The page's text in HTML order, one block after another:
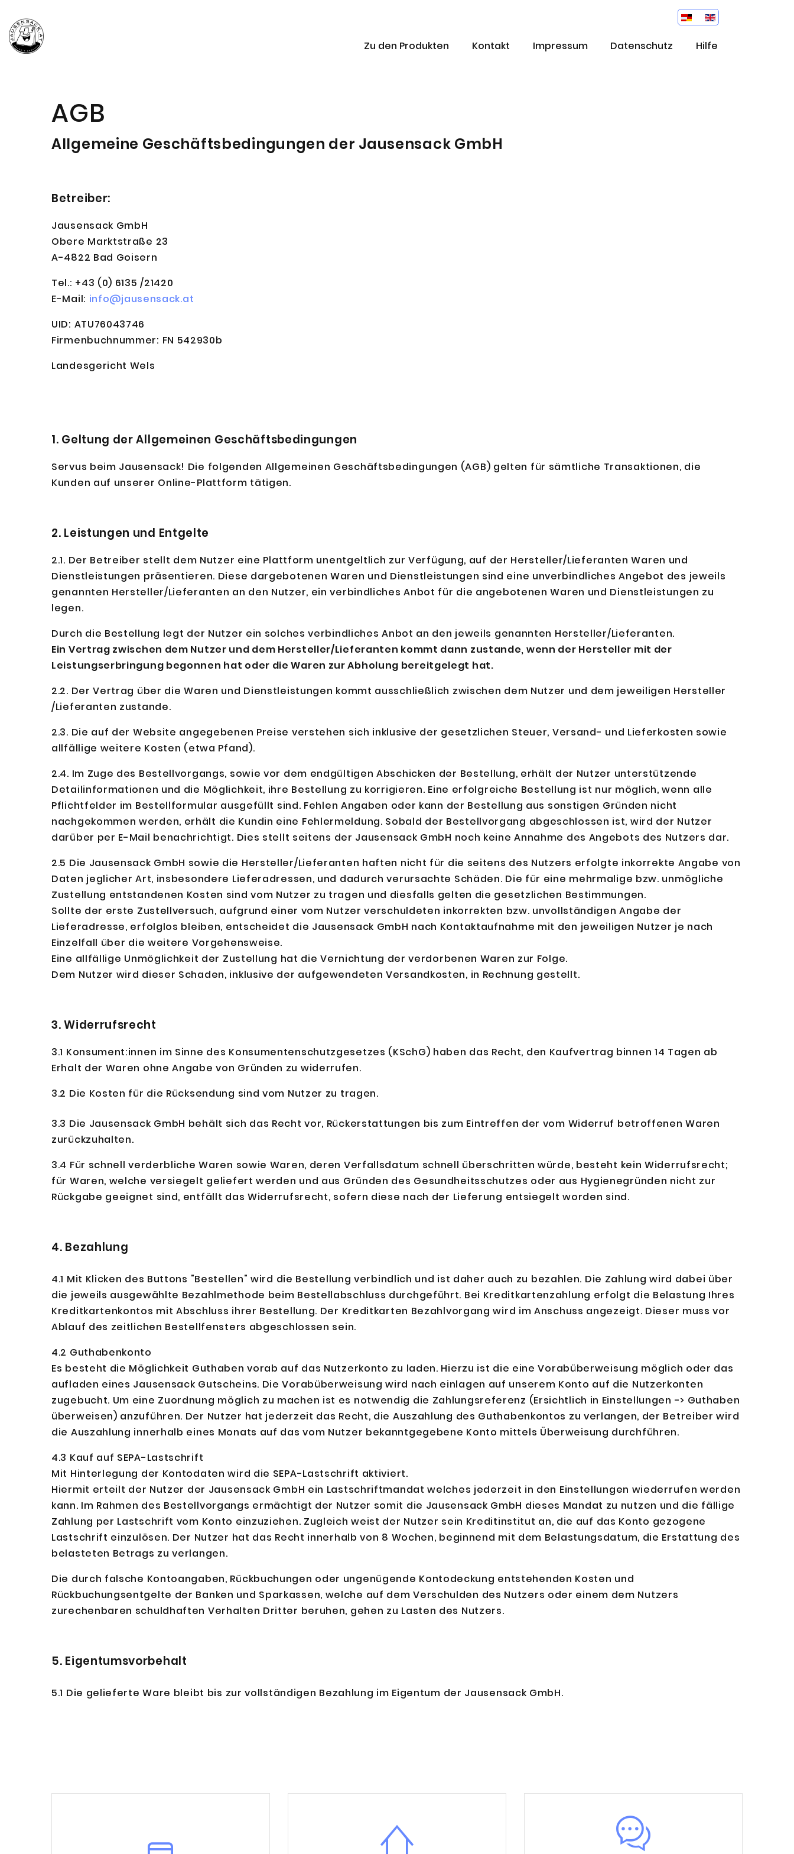
Zu den Produkten Kontakt Impressum Datenschutz Hilfe
AGB
Allgemeine Geschäftsbedingungen der Jausensack GmbH
Betreiber:
Jausensack GmbH
Obere Marktstraße 23
A-4822 Bad Goisern
Tel.: +43 (0) 6135 /21420
E-Mail: info@jausensack.at
UID: ATU76043746
Firmenbuchnummer: FN 542930b
Landesgericht Wels
1. Geltung der Allgemeinen Geschäftsbedingungen
Servus beim Jausensack! Die folgenden Allgemeinen Geschäftsbedingungen (AGB) gelten für sämtliche Transaktionen, die
Kunden auf unserer Online-Plattform tätigen.
2. Leistungen und Entgelte
2.1. Der Betreiber stellt dem Nutzer eine Plattform unentgeltlich zur Verfügung, auf der Hersteller/Lieferanten Waren und
Dienstleistungen präsentieren. Diese dargebotenen Waren und Dienstleistungen sind eine unverbindliches Angebot des jeweils
genannten Hersteller/Lieferanten an den Nutzer, ein verbindliches Anbot für die angebotenen Waren und Dienstleistungen zu
legen.
Durch die Bestellung legt der Nutzer ein solches verbindliches Anbot an den jeweils genannten Hersteller/Lieferanten.
Ein Vertrag zwischen dem Nutzer und dem Hersteller/Lieferanten kommt dann zustande, wenn der Hersteller mit der
Leistungserbringung begonnen hat oder die Waren zur Abholung bereitgelegt hat.
2.2. Der Vertrag über die Waren und Dienstleistungen kommt ausschließlich zwischen dem Nutzer und dem jeweiligen Hersteller
/Lieferanten zustande.
2.3. Die auf der Website angegebenen Preise verstehen sich inklusive der gesetzlichen Steuer, Versand- und Lieferkosten sowie
allfällige weitere Kosten (etwa Pfand).
2.4. Im Zuge des Bestellvorgangs, sowie vor dem endgültigen Abschicken der Bestellung, erhält der Nutzer unterstützende
Detailinformationen und die Möglichkeit, ihre Bestellung zu korrigieren. Eine erfolgreiche Bestellung ist nur möglich, wenn alle
Pflichtfelder im Bestellformular ausgefüllt sind. Fehlen Angaben oder kann der Bestellung aus sonstigen Gründen nicht
nachgekommen werden, erhält die Kundin eine Fehlermeldung. Sobald der Bestellvorgang abgeschlossen ist, wird der Nutzer
darüber per E-Mail benachrichtigt. Dies stellt seitens der Jausensack GmbH noch keine Annahme des Angebots des Nutzers dar.
2.5 Die Jausensack GmbH sowie die Hersteller/Lieferanten haften nicht für die seitens des Nutzers erfolgte inkorrekte Angabe von
Daten jeglicher Art, insbesondere Lieferadressen, und dadurch verursachte Schäden. Die für eine mehrmalige bzw. unmögliche
Zustellung entstandenen Kosten sind vom Nutzer zu tragen und diesfalls gelten die gesetzlichen Bestimmungen.
Sollte der erste Zustellversuch, aufgrund einer vom Nutzer verschuldeten inkorrekten bzw. unvollständigen Angabe der
Lieferadresse, erfolglos bleiben, entscheidet die Jausensack GmbH nach Kontaktaufnahme mit den jeweiligen Nutzer je nach
Einzelfall über die weitere Vorgehensweise.
Eine allfällige Unmöglichkeit der Zustellung hat die Vernichtung der verdorbenen Waren zur Folge.
Dem Nutzer wird dieser Schaden, inklusive der aufgewendeten Versandkosten, in Rechnung gestellt.
3. Widerrufsrecht
3.1 Konsument:innen im Sinne des Konsumentenschutzgesetzes (KSchG) haben das Recht, den Kaufvertrag binnen 14 Tagen ab
Erhalt der Waren ohne Angabe von Gründen zu widerrufen.
3.2 Die Kosten für die Rücksendung sind vom Nutzer zu tragen.
3.3 Die Jausensack GmbH behält sich das Recht vor, Rückerstattungen bis zum Eintreffen der vom Widerruf betroffenen Waren
zurückzuhalten.
3.4 Für schnell verderbliche Waren sowie Waren, deren Verfallsdatum schnell überschritten würde, besteht kein Widerrufsrecht;
für Waren, welche versiegelt geliefert werden und aus Gründen des Gesundheitsschutzes oder aus Hygienegründen nicht zur
Rückgabe geeignet sind, entfällt das Widerrufsrecht, sofern diese nach der Lieferung entsiegelt worden sind.
4. Bezahlung
4.1 Mit Klicken des Buttons "Bestellen" wird die Bestellung verbindlich und ist daher auch zu bezahlen. Die Zahlung wird dabei über
die jeweils ausgewählte Bezahlmethode beim Bestellabschluss durchgeführt. Bei Kreditkartenzahlung erfolgt die Belastung Ihres
Kreditkartenkontos mit Abschluss ihrer Bestellung. Der Kreditkarten Bezahlvorgang wird im Anschuss angezeigt. Dieser muss vor
Ablauf des zeitlichen Bestellfensters abgeschlossen sein.
4.2 Guthabenkonto
Es besteht die Möglichkeit Guthaben vorab auf das Nutzerkonto zu laden. Hierzu ist die eine Vorabüberweisung möglich oder das
aufladen eines Jausensack Gutscheins. Die Vorabüberweisung wird nach einlagen auf unserem Konto auf die Nutzerkonten
zugebucht. Um eine Zuordnung möglich zu machen ist es notwendig die Zahlungsreferenz (Ersichtlich in Einstellungen -> Guthaben
überweisen) anzuführen. Der Nutzer hat jederzeit das Recht, die Auszahlung des Guthabenkontos zu verlangen, der Betreiber wird
die Auszahlung innerhalb eines Monats auf das vom Nutzer bekanntgegebene Konto mittels Überweisung durchführen.
4.3 Kauf auf SEPA-Lastschrift
Mit Hinterlegung der Kontodaten wird die SEPA-Lastschrift aktiviert.
Hiermit erteilt der Nutzer der Jausensack GmbH ein Lastschriftmandat welches jederzeit in den Einstellungen wiederrufen werden
kann. Im Rahmen des Bestellvorgangs ermächtigt der Nutzer somit die Jausensack GmbH dieses Mandat zu nutzen und die fällige
Zahlung per Lastschrift vom Konto einzuziehen. Zugleich weist der Nutzer sein Kreditinstitut an, die auf das Konto gezogene
Lastschrift einzulösen. Der Nutzer hat das Recht innerhalb von 8 Wochen, beginnend mit dem Belastungsdatum, die Erstattung des
belasteten Betrags zu verlangen.
Die durch falsche Kontoangaben, Rückbuchungen oder ungenügende Kontodeckung entstehenden Kosten und
Rückbuchungsentgelte der Banken und Sparkassen, welche auf dem Verschulden des Nutzers oder einem dem Nutzers
zurechenbaren schuldhaften Verhalten Dritter beruhen, gehen zu Lasten des Nutzers.
5. Eigentumsvorbehalt
5.1 Die gelieferte Ware bleibt bis zur vollständigen Bezahlung im Eigentum der Jausensack GmbH.